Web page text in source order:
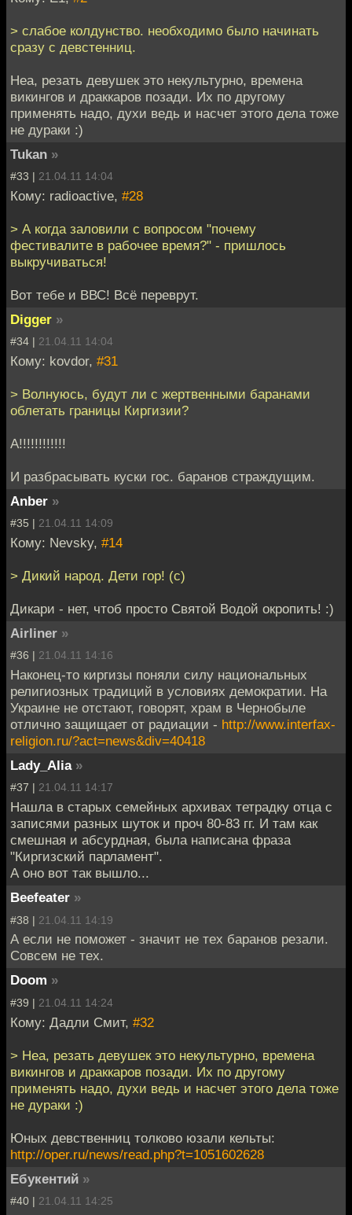
> слабое колдунство. необходимо было начинать
сразу с девстенниц.
Неа, резать девушек это некультурно, времена
викингов и драккаров позади. Их по другому
применять надо, духи ведь и насчет этого дела тоже
не дураки :)
Tukan »
#33 | 21.04.11 14:04
Кому: radioactive, #28
> А когда заловили с вопросом "почему
фестивалите в рабочее время?" - пришлось
выкручиваться!
Вот тебе и ВВС! Всё переврут.
Digger »
#34 | 21.04.11 14:04
Кому: kovdor, #31
> Волнуюсь, будут ли с жертвенными баранами
облетать границы Киргизии?
А!!!!!!!!!!!!
И разбрасывать куски гос. баранов страждущим.
Anber »
#35 | 21.04.11 14:09
Кому: Nevsky, #14
> Дикий народ. Дети гор! (с)
Дикари - нет, чтоб просто Святой Водой окропить! :)
Airliner »
#36 | 21.04.11 14:16
Наконец-то киргизы поняли силу национальных
религиозных традиций в условиях демократии. На
Украине не отстают, говорят, храм в Чернобыле
отлично защищает от радиации - http://www.interfax-
religion.ru/?act=news&div=40418
Lady_Alia »
#37 | 21.04.11 14:17
Нашла в старых семейных архивах тетрадку отца с
записями разных шуток и проч 80-83 гг. И там как
смешная и абсурдная, была написана фраза
"Киргизский парламент".
А оно вот так вышло...
Beefeater »
#38 | 21.04.11 14:19
А если не поможет - значит не тех баранов резали.
Совсем не тех.
Doom »
#39 | 21.04.11 14:24
Кому: Дадли Смит, #32
> Неа, резать девушек это некультурно, времена
викингов и драккаров позади. Их по другому
применять надо, духи ведь и насчет этого дела тоже
не дураки :)
Юных девственниц толково юзали кельты:
http://oper.ru/news/read.php?t=1051602628
Ебукентий »
#40 | 21.04.11 14:25